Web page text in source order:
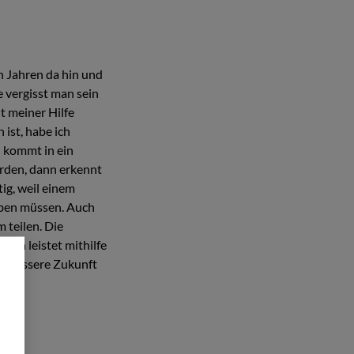
Jahren da hin und
man sein
meiner Hilfe
ist, habe ich
kommt in ein
dann erkennt
weil einem
müssen. Auch
teilen. Die
leistet mithilfe
bessere Zukunft